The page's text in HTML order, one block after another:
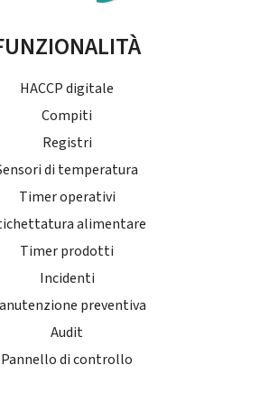
HACCP digitale
Compiti
Registri
di temperatura
Timer operativi
alimentare
Timer prodotti
Incidenti
preventiva
Audit
Pannello di controllo